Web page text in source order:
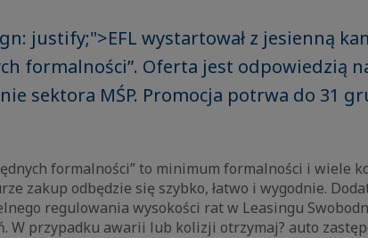
justify;">EFL wystartował z jesienną
formalności”. Oferta jest odpowiedzią
sektora MŚP. Promocja potrwa do 31
formalności” to minimum formalności i wiele
zakup odbędzie się szybko, łatwo i wygodnie.
regulowania wysokości rat w Leasingu
W przypadku awarii lub kolizji otrzymaj? auto